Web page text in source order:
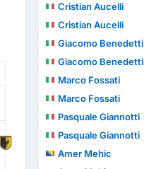
Cristian Aucelli
Cristian Aucelli
Giacomo Benedetti
Giacomo Benedetti
Marco Fossati
Marco Fossati
Pasquale Giannotti
Pasquale Giannotti
Amer Mehic